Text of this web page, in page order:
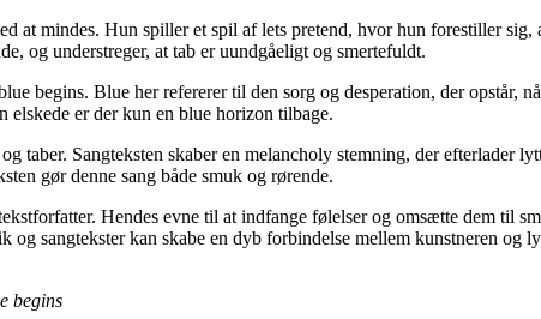
at mindes. Hun spiller et spil af lets pretend, hvor hun forestiller
og understreger, at tab er uundgåeligt og smertefuldt.
begins. Blue her refererer til den sorg og desperation, der opstår,
elskede er der kun en blue horizon tilbage.
taber. Sangteksten skaber en melancholy stemning, der efterlader
gør denne sang både smuk og rørende.
Hendes evne til at indfange følelser og omsætte dem til
sangtekster kan skabe en dyb forbindelse mellem kunstneren og
begins